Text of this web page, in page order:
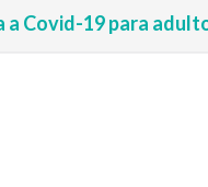
a Covid-19 para